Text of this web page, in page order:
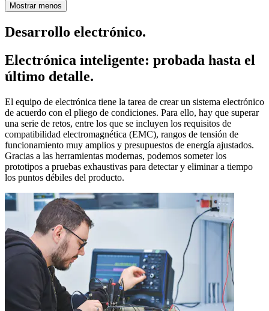
Mostrar menos
Desarrollo electrónico.
Electrónica inteligente: probada hasta el
último detalle.
El equipo de electrónica tiene la tarea de crear un sistema electrónico
de acuerdo con el pliego de condiciones. Para ello, hay que superar
una serie de retos, entre los que se incluyen los requisitos de
compatibilidad electromagnética (EMC), rangos de tensión de
funcionamiento muy amplios y presupuestos de energía ajustados.
Gracias a las herramientas modernas, podemos someter los
prototipos a pruebas exhaustivas para detectar y eliminar a tiempo
los puntos débiles del producto.